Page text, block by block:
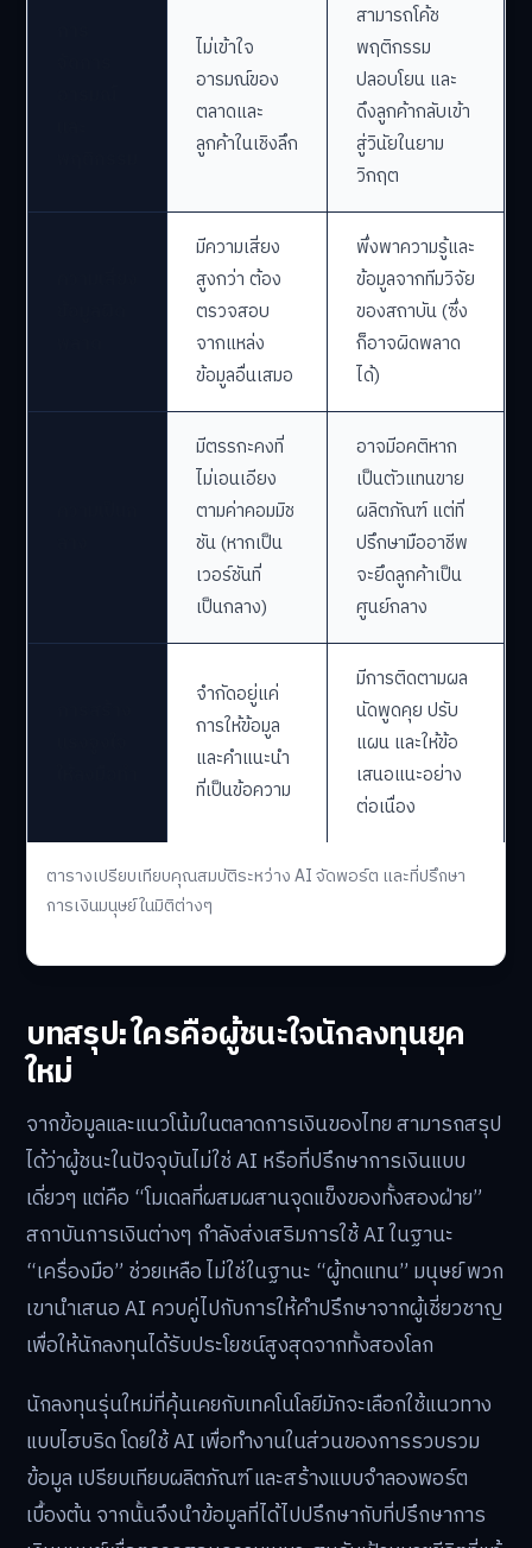
ตารางเปรียบเทียบคุณสมบัติระหว่าง AI จัดพอร์ต และที่ปรึกษา
การเงินมนุษย์ในมิติต่างๆ
ไม่เข้าใจ
อารมณ์ของ
ตลาดและ
ลูกค้าในเชิงลึก
สามารถโค้ช
พฤติกรรม
ปลอบโยน และ
ดึงลูกค้ากลับเข้า
สู่วินัยในยาม
วิกฤต
มีความเสี่ยง
สูงกว่า ต้อง
ตรวจสอบ
จากแหล่ง
ข้อมูลอื่นเสมอ
พึ่งพาความรู้และ
ข้อมูลจากทีมวิจัย
ของสถาบัน (ซึ่ง
ก็อาจผิดพลาด
ได้)
มีตรรกะคงที่
ไม่เอนเอียง
ตามค่าคอมมิช
ชัน (หากเป็น
เวอร์ชันที่
เป็นกลาง)
อาจมีอคติหาก
เป็นตัวแทนขาย
ผลิตภัณฑ์ แต่ที่
ปรึกษามืออาชีพ
จะยึดลูกค้าเป็น
ศูนย์กลาง
จำกัดอยู่แค่
การให้ข้อมูล
และคำแนะนำ
ที่เป็นข้อความ
มีการติดตามผล
นัดพูดคุย ปรับ
แผน และให้ข้อ
เสนอแนะอย่าง
ต่อเนื่อง
บทสรุป: ใครคือผู้ชนะใจนักลงทุนยุค
ใหม่
จากข้อมูลและแนวโน้มในตลาดการเงินของไทย สามารถสรุป
ได้ว่าผู้ชนะในปัจจุบันไม่ใช่ AI หรือที่ปรึกษาการเงินแบบ
เดี่ยวๆ แต่คือ “โมเดลที่ผสมผสานจุดแข็งของทั้งสองฝ่าย”
สถาบันการเงินต่างๆ กำลังส่งเสริมการใช้ AI ในฐานะ
“เครื่องมือ” ช่วยเหลือ ไม่ใช่ในฐานะ “ผู้ทดแทน” มนุษย์ พวก
เขานำเสนอ AI ควบคู่ไปกับการให้คำปรึกษาจากผู้เชี่ยวชาญ
เพื่อให้นักลงทุนได้รับประโยชน์สูงสุดจากทั้งสองโลก
นักลงทุนรุ่นใหม่ที่คุ้นเคยกับเทคโนโลยีมักจะเลือกใช้แนวทาง
แบบไฮบริด โดยใช้ AI เพื่อทำงานในส่วนของการรวบรวม
ข้อมูล เปรียบเทียบผลิตภัณฑ์ และสร้างแบบจำลองพอร์ต
เบื้องต้น จากนั้นจึงนำข้อมูลที่ได้ไปปรึกษากับที่ปรึกษาการ